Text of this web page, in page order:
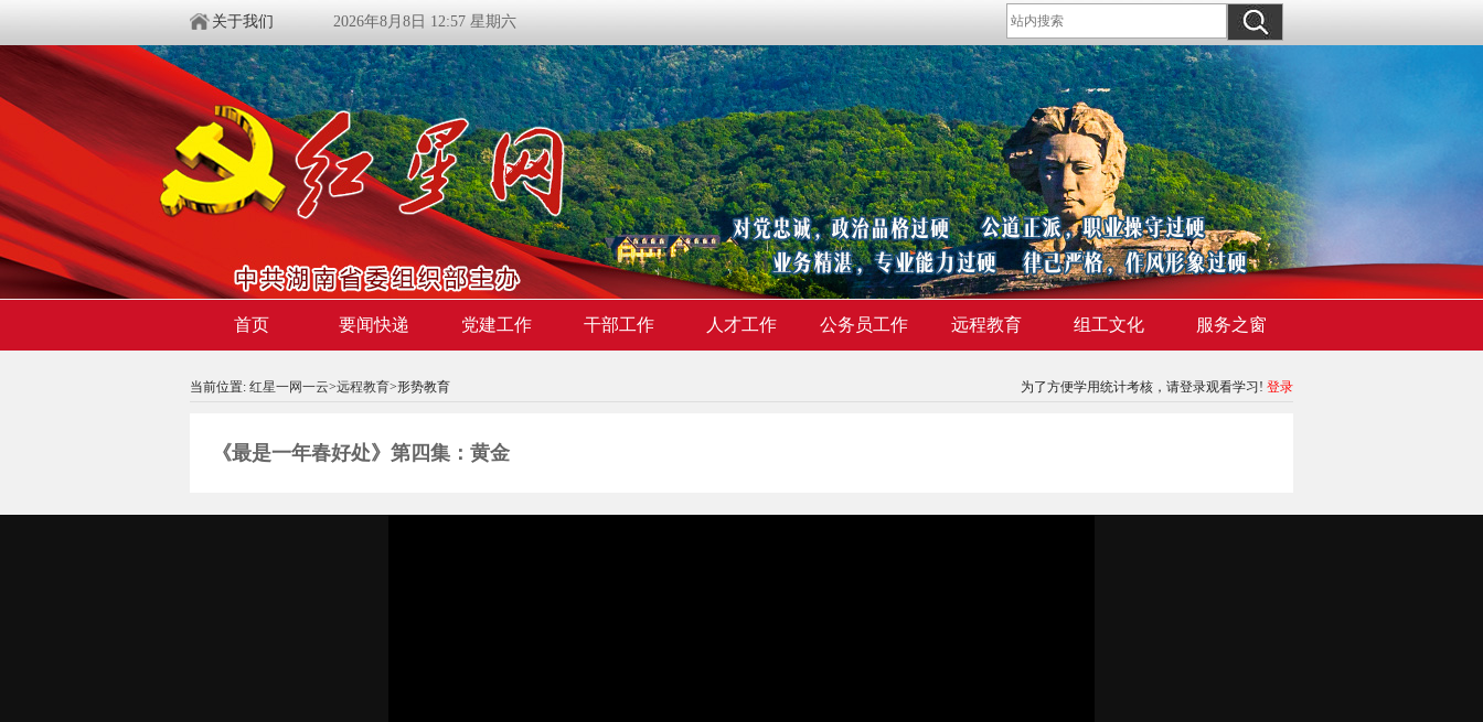
关于我们 2026年8月8日 12:57 星期六
首页 要闻快递 党建工作 干部工作 人才工作 公务员工作 远程教育 组工文化 服务之窗
当前位置: 红星一网一云>远程教育>形势教育 为了方便学用统计考核，请登录观看学习! 登录
《最是一年春好处》第四集：黄金